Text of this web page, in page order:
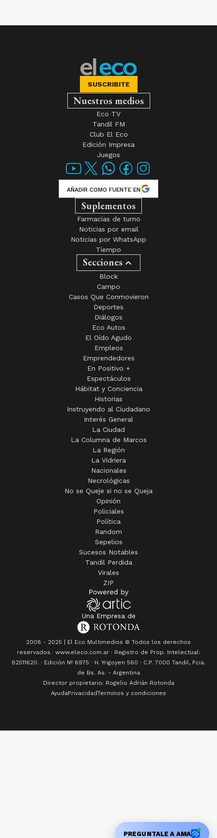
SUSCRIBITE
Nuestros medios
Eco TV
Tandil FM
Club El Eco
Edición Impresa
Juegos
AÑADIR COMO FUENTE EN
Suplementos
Farmacias de turno
Noticias por email
Noticias por WhatsApp
Tiempo
Secciones
Block
Campo
Casos Que Conmovieron
Deportes
Diálogos
Eco Autos
El Oído Agudo
Empleos
Emprendedores
En Positivo +
Espectáculos
Hábitat y Conciencia
Historias
Instruyendo al Ciudadano
Interés General
La Ciudad
La Columna de Marcos
La Región
La Vidriera
Nacionales
Necrológicas
No se Queje si no se Queja
Opinión
Policiales
Política
Random
Sepelios
Sucesos Notables
Tandil Perdida
Virales
ZIP
Una Empresa de
2008 - 2025 | El Eco Multimedios © Todos los derechos
reservados.· www.eleco.com.ar · Registro de Prop. Intelectual:
82511620. · Edición Nº 6975 · H. Yrigoyen 560 · C.P. 7000 Tandil, Pcia.
de Bs. As. - Argentina
Director propietario: Rogelio Adrián Rotonda
AyudaPrivacidadTerminos y condiciones
PREGUNTALE A AMA